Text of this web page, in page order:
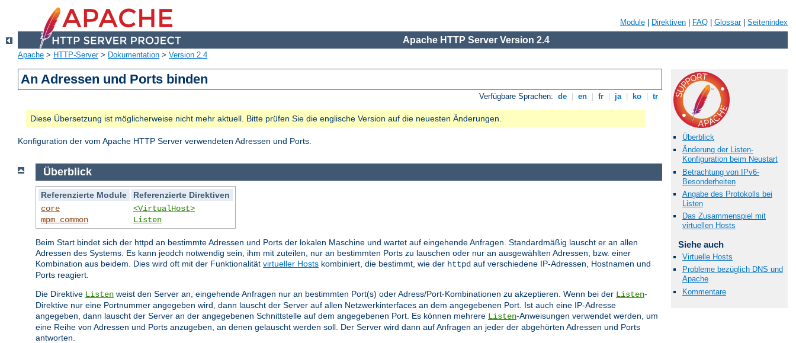
Module Direktiven FAQ Glossar| Seitenindex
Apache HTTP Server Version 2.4
Apache > HTTP-Server> Dokumentation > Version 2.4
An Adressen und Ports binden
Verfügbare Sprachen: de en fr ja ko tr
Diese Übersetzung ist möglicherweise nicht mehr aktuell. Bitte prüfen Sie die englische Version auf die neuesten Änderungen.
Konfiguration der vom Apache HTTP Server verwendeten Adressen und Ports.
Überblick
Änderung der Listen-
Konfiguration beim Neustart
Betrachtung von IPv6-
Besonderheiten
Angabe des Protokolls bei
Listen
Das Zusammenspiel mit
virtuellen Hosts
Siehe auch
Virtuelle Hosts
Probleme bezüglich DNS und
Apache
Kommentare
Überblick
Referenzierte Module
Referenzierte Direktiven
core
mpm_common
<VirtualHost>
Listen
Beim Start bindet sich der httpd an bestimmte Adressen und Ports der lokalen Maschine und wartet auf eingehende Anfragen. Standardmäßig lauscht er an allen
Adressen des Systems. Es kann jeodch notwendig sein, ihm mit zuteilen, nur an bestimmten Ports zu lauschen oder nur an ausgewählten Adressen, bzw. einer
Kombination aus beidem. Dies wird oft mit der Funktionalität virtueller Hosts kombiniert, die bestimmt, wie der httpd auf verschiedene IP-Adressen, Hostnamen und
Ports reagiert.
Die Direktive Listen weist den Server an, eingehende Anfragen nur an bestimmten Port(s) oder Adress/Port-Kombinationen zu akzeptieren. Wenn bei der Listen-
Direktive nur eine Portnummer angegeben wird, dann lauscht der Server auf allen Netzwerkinterfaces an dem angegebenen Port. Ist auch eine IP-Adresse
angegeben, dann lauscht der Server an der angegebenen Schnittstelle auf dem angegebenen Port. Es können mehrere Listen-Anweisungen verwendet werden, um
eine Reihe von Adressen und Ports anzugeben, an denen gelauscht werden soll. Der Server wird dann auf Anfragen an jeder der abgehörten Adressen und Ports
antworten.